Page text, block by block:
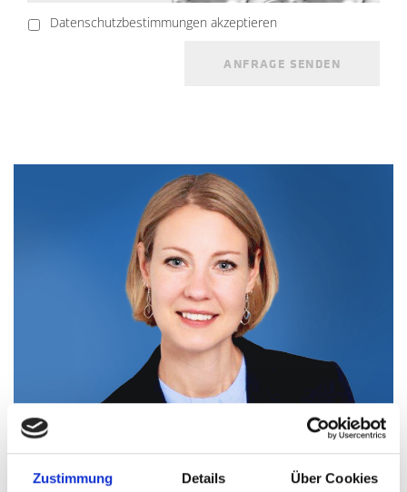
Zustimmung Details Über Cookies
Datenschutzbestimmungen akzeptieren
Geh mit uns in den Dialog!
Kristina Wissing